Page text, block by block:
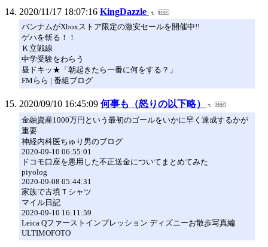
2020/11/17 18:07:16 KingDazzle
バンナムがXboxストア限定の激安セールを開催中!!
ゲハを斬る！！
Ｋ立戦線
中学受験をわらう
昼ドキッ★「朝起きたら一番に何をする？」
FMらら | 番組ブログ
2020/09/10 16:45:09 何事も（怒りの以下略）
金融資産1000万円という最初のゴールをいかに早く達成するかが
重要
神経内科医ちゅり男のブログ
2020-09-10 06:55:01
ドコモ口座を悪用した不正送金についてまとめてみた
piyolog
2020-09-08 05:44:31
家族で古墳Ｔシャツ
マイル日記
2020-09-10 16:11:59
Leica Qファーストインプレッション ディズニーお散歩写真編
ULTIMOFOTO